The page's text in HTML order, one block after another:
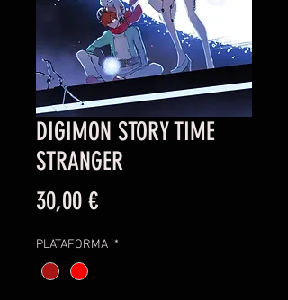
DIGIMON STORY TIME
STRANGER
30,00 €Precio
PLATAFORMA *